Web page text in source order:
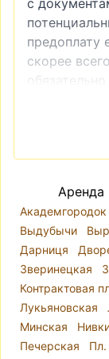
с
предоплату
скорее
если вы
квартиру,
признаком
Киев
делит
Дарницкий,
левом.
квартиры
Аренда
Академгородок
Выдубычи
Дарниця
Зверинецкая
Контрактовая
Лукьяновская
Минская
Печерская
Пл.